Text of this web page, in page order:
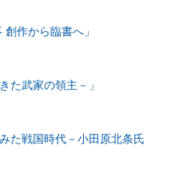
作から臨書へ」
た武家の領主－」
た戦国時代－小田原北条氏